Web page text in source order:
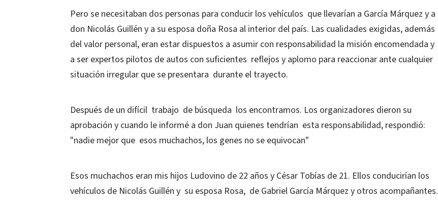
Pero se necesitaban dos personas para conducir los vehículos que llevarían a García Márquez y a
don Nicolás Guillén y a su esposa doña Rosa al interior del país. Las cualidades exigidas, además
del valor personal, eran estar dispuestos a asumir con responsabilidad la misión encomendada y
a ser expertos pilotos de autos con suficientes reflejos y aplomo para reaccionar ante cualquier
situación irregular que se presentara durante el trayecto.
Después de un difícil trabajo de búsqueda los encontramos. Los organizadores dieron su
aprobación y cuando le informé a don Juan quienes tendrían esta responsabilidad, respondió:
"nadie mejor que esos muchachos, los genes no se equivocan"
Esos muchachos eran mis hijos Ludovino de 22 años y César Tobías de 21. Ellos conducirían los
vehículos de Nicolás Guillén y su esposa Rosa, de Gabriel García Márquez y otros acompañantes.